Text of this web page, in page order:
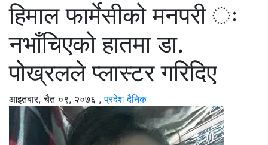
हिमाल फार्मेसीको मनपरी ः
नभाँचिएको हातमा डा.
पोख्रलले प्लास्टर गरिदिए
आइतबार, चैत ०९, २०७६ ,प्रदेश दैनिक